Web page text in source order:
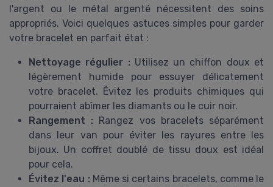
l'argent ou le métal argenté nécessitent des soins
appropriés. Voici quelques astuces simples pour garder
votre bracelet en parfait état :
Nettoyage régulier : Utilisez un chiffon doux et
légèrement humide pour essuyer délicatement
votre bracelet. Évitez les produits chimiques qui
pourraient abîmer les diamants ou le cuir noir.
Rangement : Rangez vos bracelets séparément
dans leur van pour éviter les rayures entre les
bijoux. Un coffret doublé de tissu doux est idéal
pour cela.
Évitez l'eau : Même si certains bracelets, comme le